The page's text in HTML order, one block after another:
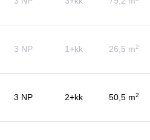
3 NP 1+kk 26,5 m2
3 NP 2+kk 50,5 m2